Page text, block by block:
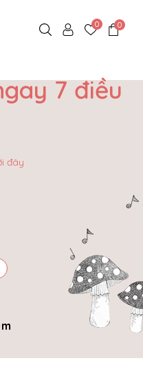
HÀNG 0 0
7 điều
đây
Bỉm quần comfort